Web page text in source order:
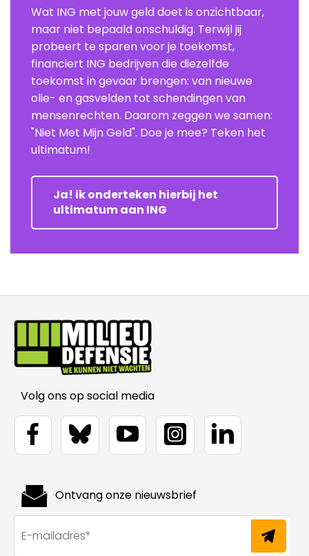
Wat ING met jouw geld doet is onzichtbaar,
maar niet bepaald onschuldig. Terwijl jij
probeert te sparen voor je toekomst,
financiert ING bedrijven die diezelfde
toekomst in gevaar brengen: van nieuwe
olie- en gasvelden tot schendingen van
mensenrechten. Daarom zeggen we samen:
"Niet Met Mijn Geld". Doe je mee? Teken het
ultimatum!
Ja! ik onderteken hierbij het
ultimatum aan ING
Volg ons op social media
Ontvang onze nieuwsbrief